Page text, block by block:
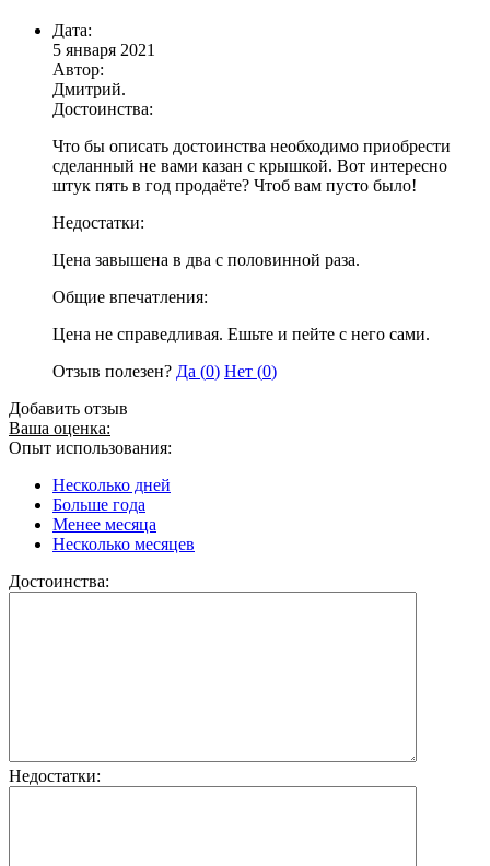
Дата:
5 января 2021
Автор:
Дмитрий.
Достоинства:
Что бы описать достоинства необходимо приобрести
сделанный не вами казан с крышкой. Вот интересно
штук пять в год продаёте? Чтоб вам пусто было!
Недостатки:
Цена завышена в два с половинной раза.
Общие впечатления:
Цена не справедливая. Ешьте и пейте с него сами.
Отзыв полезен? Да (0) Нет (0)
Добавить отзыв
Ваша оценка:
Опыт использования:
Несколько дней
Больше года
Менее месяца
Несколько месяцев
Достоинства:
Недостатки: